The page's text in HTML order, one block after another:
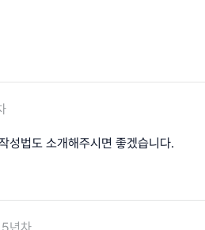
성법도 소개해주시면 좋겠습니다.